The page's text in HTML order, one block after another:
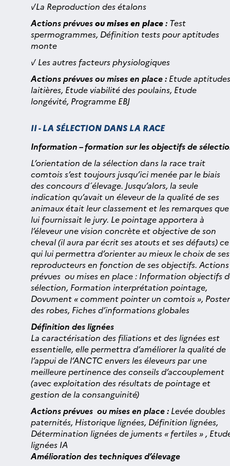
√La Reproduction des étalons
Actions prévuesou mises en place: Test
spermogrammes, Définition tests pour aptitudes
monte
√ Les autres facteurs physiologiques
Actions prévues ou mises en place : Etude aptitudes
laitières, Etude viabilité des poulains, Etude
longévité, Programme EBJ
II - LA SÉLECTION DANS LA RACE
Information – formation sur les objectifs de
L’orientation de la sélection dans la race trait
comtois s’est toujours jusqu’ici menée par le biais
des concours d´élevage. Jusqu’alors, la seule
indication qu’avait un éleveur de la qualité de ses
animaux était leur classement et les remarques que
lui fournissait le jury. Le pointage apportera à
l’éleveur une vision concrète et objective de son
cheval (il aura par écrit ses atouts et ses défauts) ce
qui lui permettra d’orienter au mieux le choix de ses
reproducteurs en fonction de ses objectifs. Actions
prévues ou mises en place : Information objectifs
sélection, Formation interprétation pointage,
Dovument « comment pointer un comtois »,
des robes, Fiches d’informations globales
Définition des lignées
La caractérisation des filiations et des lignées est
essentielle, elle permettra d’améliorer la qualité de
l’appui de l’ANCTC envers les éleveurs par une
meilleure pertinence des conseils d’accouplement
(avec exploitation des résultats de pointage et
gestion de la consanguinité)
Actions prévues ou mises en place : Levée doubles
paternités, Historique lignées, Définition lignées,
Détermination lignées de juments « fertiles » ,
lignées IA
Amélioration des techniques d’élevage